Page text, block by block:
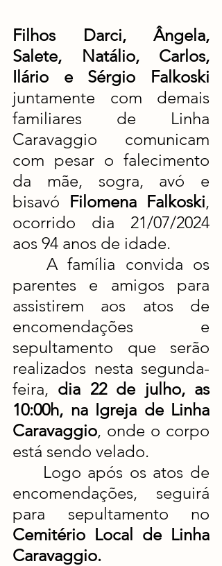
Filhos Darci, Ângela,
Salete, Natálio, Carlos,
Ilário e Sérgio Falkoski
juntamente com demais
familiares de Linha
Caravaggio comunicam
com pesar o falecimento
da mãe, sogra, avó e
bisavó Filomena Falkoski,
ocorrido dia 21/07/2024
aos 94 anos de idade.
parentes e amigos para
assistirem aos atos de
encomendações e
sepultamento que serão
realizados nesta segunda-
feira, dia 22 de julho, as
10:00h, na Igreja de Linha
Caravaggio, onde o corpo
está sendo velado.
encomendações, seguirá
Cemitério Local de Linha
Caravaggio.